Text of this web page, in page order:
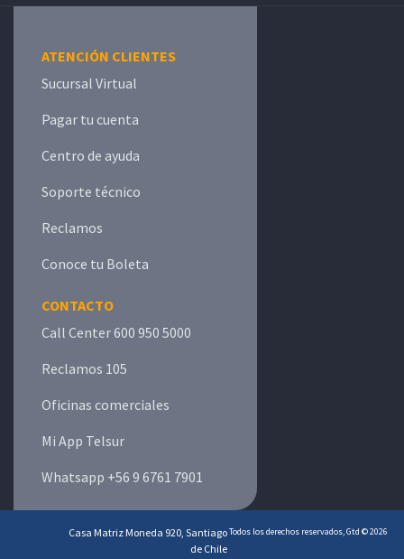
ATENCIÓN CLIENTES
Sucursal Virtual
Pagar tu cuenta
Centro de ayuda
Soporte técnico
Reclamos
Conoce tu Boleta
CONTACTO
Call Center 600 950 5000
Reclamos 105
Oficinas comerciales
Mi App Telsur
Whatsapp +56 9 6761 7901
Casa Matriz Moneda 920, Santiago
de Chile
Todos los derechos reservados, Gtd © 2026